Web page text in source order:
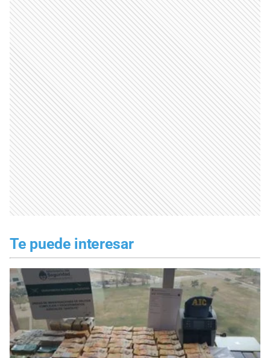
Te puede interesar